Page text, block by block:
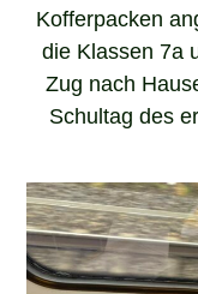
Kofferpacken
die Klassen 7a
Zug nach
Schultag des